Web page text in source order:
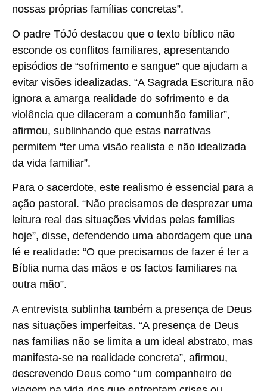
nossas próprias famílias concretas”.
O padre TóJó destacou que o texto bíblico não
esconde os conflitos familiares, apresentando
episódios de “sofrimento e sangue” que ajudam a
evitar visões idealizadas. “A Sagrada Escritura não
ignora a amarga realidade do sofrimento e da
violência que dilaceram a comunhão familiar”,
afirmou, sublinhando que estas narrativas
permitem “ter uma visão realista e não idealizada
da vida familiar”.
Para o sacerdote, este realismo é essencial para a
ação pastoral. “Não precisamos de desprezar uma
leitura real das situações vividas pelas famílias
hoje”, disse, defendendo uma abordagem que una
fé e realidade: “O que precisamos de fazer é ter a
Bíblia numa das mãos e os factos familiares na
outra mão”.
A entrevista sublinha também a presença de Deus
nas situações imperfeitas. “A presença de Deus
nas famílias não se limita a um ideal abstrato, mas
manifesta-se na realidade concreta”, afirmou,
descrevendo Deus como “um companheiro de